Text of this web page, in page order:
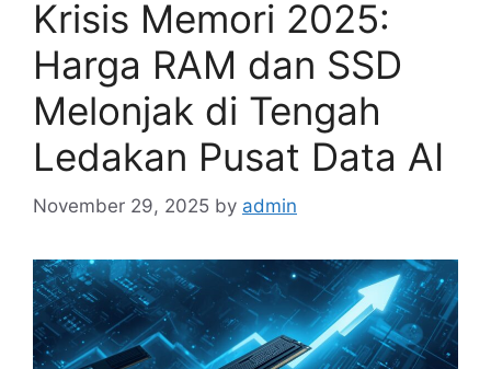
Krisis Memori 2025:
Harga RAM dan SSD
Melonjak di Tengah
Ledakan Pusat Data AI
November 29, 2025 by admin